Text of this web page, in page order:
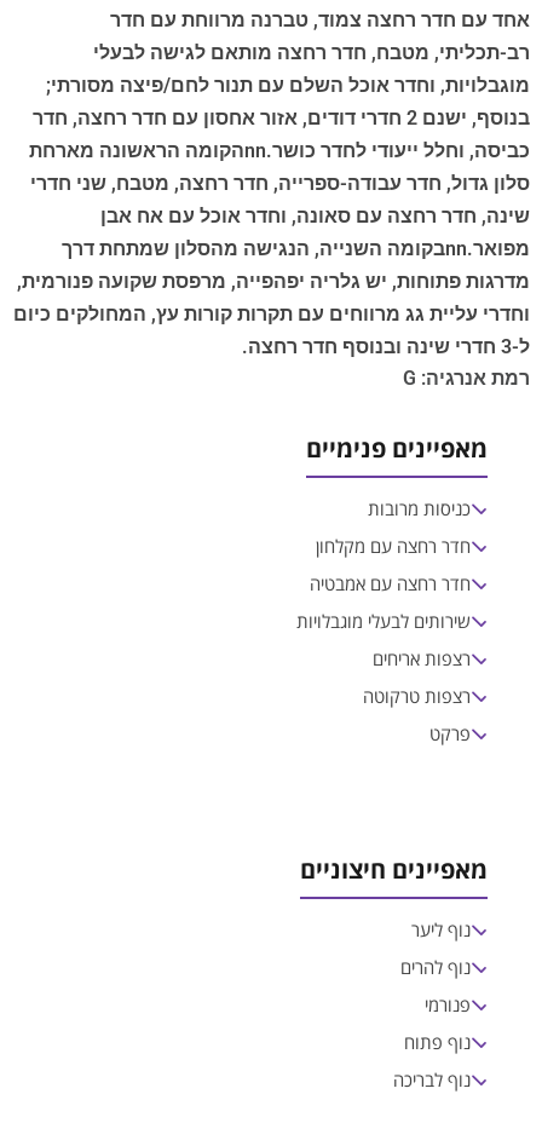
אחד עם חדר רחצה צמוד, טברנה מרווחת עם חדר
רב-תכליתי, מטבח, חדר רחצה מותאם לגישה לבעלי
מוגבלויות, וחדר אוכל השלם עם תנור לחם/פיצה מסורתי;
בנוסף, ישנם 2 חדרי דודים, אזור אחסון עם חדר רחצה, חדר
כביסה, וחלל ייעודי לחדר כושר.nnהקומה הראשונה מארחת
סלון גדול, חדר עבודה-ספרייה, חדר רחצה, מטבח, שני חדרי
שינה, חדר רחצה עם סאונה, וחדר אוכל עם אח אבן
מפואר.nnבקומה השנייה, הנגישה מהסלון שמתחת דרך
מדרגות פתוחות, יש גלריה יפהפייה, מרפסת שקועה פנורמית,
וחדרי עליית גג מרווחים עם תקרות קורות עץ, המחולקים כיום
ל-3 חדרי שינה ובנוסף חדר רחצה.
רמת אנרגיה: G
מאפיינים פנימיים
כניסות מרובות
חדר רחצה עם מקלחון
חדר רחצה עם אמבטיה
שירותים לבעלי מוגבלויות
רצפות אריחים
רצפות טרקוטה
פרקט
מאפיינים חיצוניים
נוף ליער
נוף להרים
פנורמי
נוף פתוח
נוף לבריכה